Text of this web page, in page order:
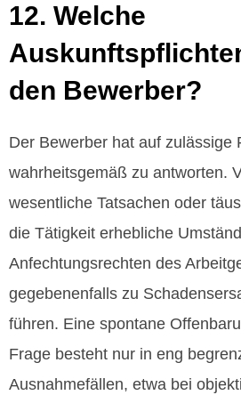
12. Welche
den Bewerber?
Der Bewerber hat auf zulässige
wahrheitsgemäß zu antworten.
wesentliche Tatsachen oder
die Tätigkeit erhebliche
Anfechtungsrechten des
gegebenenfalls zu
führen. Eine spontane
Frage besteht nur in eng
Ausnahmefällen, etwa bei